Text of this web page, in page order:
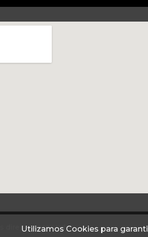
Utilizamos Cookies para
direitos reservados.